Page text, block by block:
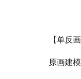
【单反
原画建